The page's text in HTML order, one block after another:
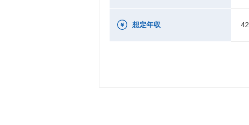
想定年収